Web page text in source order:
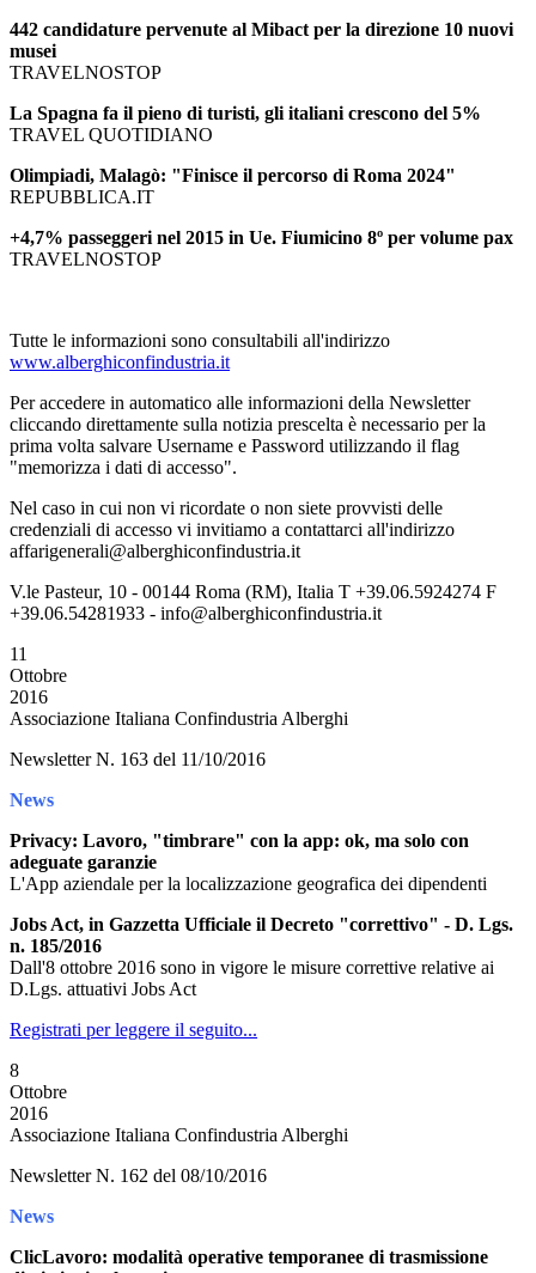
442 candidature pervenute al Mibact per la direzione 10 nuovi
musei
TRAVELNOSTOP
La Spagna fa il pieno di turisti, gli italiani crescono del 5%
TRAVEL QUOTIDIANO
Olimpiadi, Malagò: "Finisce il percorso di Roma 2024"
REPUBBLICA.IT
+4,7% passeggeri nel 2015 in Ue. Fiumicino 8º per volume pax
TRAVELNOSTOP
Tutte le informazioni sono consultabili all'indirizzo
www.alberghiconfindustria.it
Per accedere in automatico alle informazioni della Newsletter
cliccando direttamente sulla notizia prescelta è necessario per la
prima volta salvare Username e Password utilizzando il flag
"memorizza i dati di accesso".
Nel caso in cui non vi ricordate o non siete provvisti delle
credenziali di accesso vi invitiamo a contattarci all'indirizzo
affarigenerali@alberghiconfindustria.it
V.le Pasteur, 10 - 00144 Roma (RM), Italia T +39.06.5924274 F
+39.06.54281933 - info@alberghiconfindustria.it
11
Ottobre
2016
Associazione Italiana Confindustria Alberghi
Newsletter N. 163 del 11/10/2016
News
Privacy: Lavoro, "timbrare" con la app: ok, ma solo con
adeguate garanzie
L'App aziendale per la localizzazione geografica dei dipendenti
Jobs Act, in Gazzetta Ufficiale il Decreto "correttivo" - D. Lgs.
n. 185/2016
Dall'8 ottobre 2016 sono in vigore le misure correttive relative ai
D.Lgs. attuativi Jobs Act
Registrati per leggere il seguito...
8
Ottobre
2016
Associazione Italiana Confindustria Alberghi
Newsletter N. 162 del 08/10/2016
News
ClicLavoro: modalità operative temporanee di trasmissione